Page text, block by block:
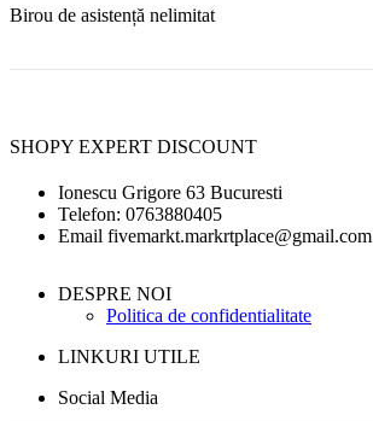
Birou de asistență nelimitat
SHOPY EXPERT DISCOUNT
Ionescu Grigore 63 Bucuresti
Telefon: 0763880405
Email fivemarkt.markrtplace@gmail.com
DESPRE NOI
Politica de confidentialitate
LINKURI UTILE
Social Media